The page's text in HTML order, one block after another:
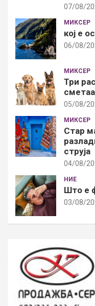
07/08/
МИКСЕР
кој е
06/08/
МИКСЕР
Три
05/08/
МИКСЕР
Стар
струја
04/08/
НИЕ
Што е
03/08/